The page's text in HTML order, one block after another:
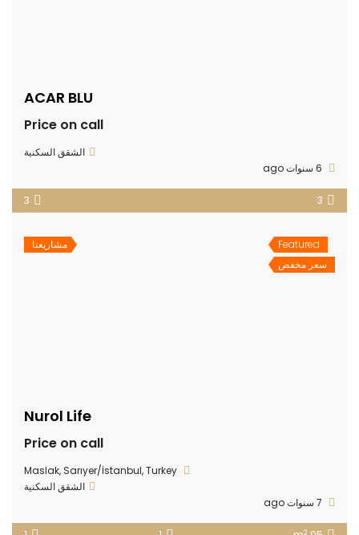
ACAR BLU
Price on call
الشقق السكنية
3
3
Featured
سعر مخفض
مشاريعنا
Nurol Life
Price on call
Maslak, Sarıyer/İstanbul, Turkey
الشقق السكنية
2